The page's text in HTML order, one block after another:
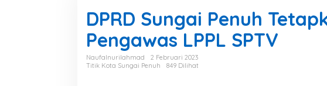
R
D
S
u
DPRD Sungai Penuh
Pengawas LPPL SPTV
Naufalnurilahmad
2 Februari 2023
Titik Kota Sungai Penuh
849 Dilihat